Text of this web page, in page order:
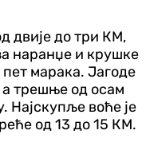
двије до три КМ,
наранџе и крушке
марака. Јагоде
трешње од осам
Најскупље воће је
од 13 до 15 КМ.